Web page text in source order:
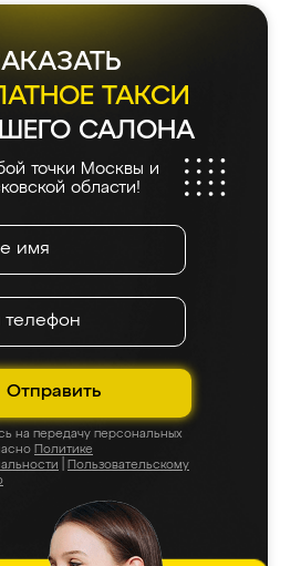
ТАКСИ
САЛОНА
точки Москвы и
области!
Отправить
на передачу персональных
Политике
Пользовательскому